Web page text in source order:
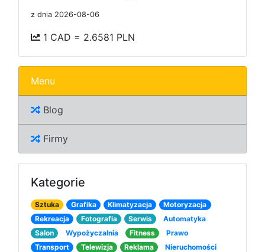
z dnia 2026-08-06
1 CAD = 2.6581 PLN
Menu
Blog
Firmy
Kategorie
Sztuka Grafika Klimatyzacja
Motoryzacja
Rekreacja
Fotografia Serwis
Automatyka
Salon
Wypożyczalnia Fitness
Prawo
Transport
Telewizja Reklama
Nieruchomości